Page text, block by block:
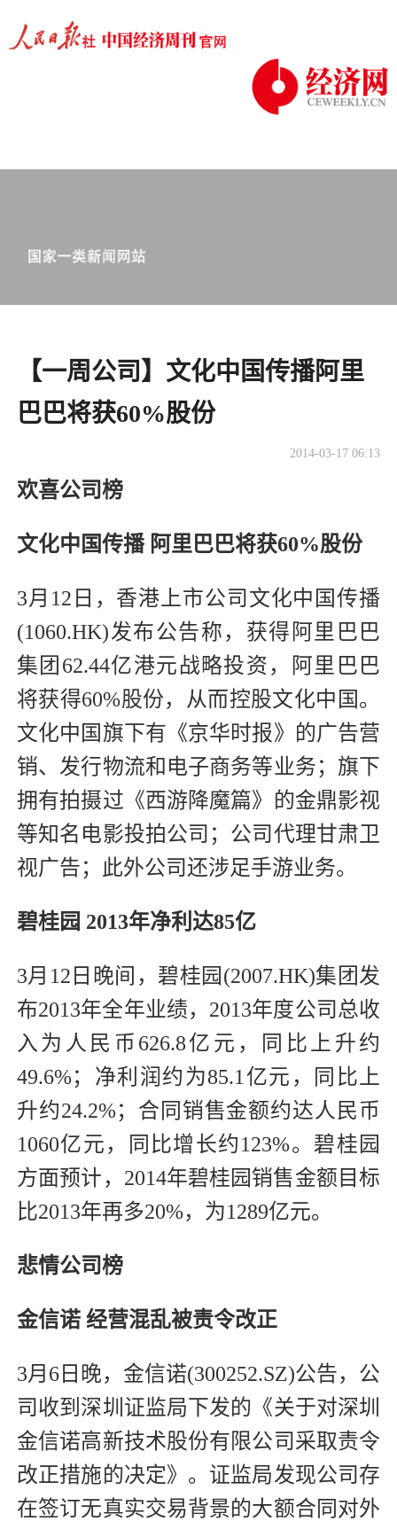
【一周公司】文化中国传播阿里
巴巴将获60%股份
2014-03-17 06:13
欢喜公司榜
文化中国传播 阿里巴巴将获60%股份
3月12日，香港上市公司文化中国传播
(1060.HK)发布公告称，获得阿里巴巴
集团62.44亿港元战略投资，阿里巴巴
将获得60%股份，从而控股文化中国。
文化中国旗下有《京华时报》的广告营
销、发行物流和电子商务等业务；旗下
拥有拍摄过《西游降魔篇》的金鼎影视
等知名电影投拍公司；公司代理甘肃卫
视广告；此外公司还涉足手游业务。
碧桂园 2013年净利达85亿
3月12日晚间，碧桂园(2007.HK)集团发
布2013年全年业绩，2013年度公司总收
入为人民币626.8亿元，同比上升约
49.6%；净利润约为85.1亿元，同比上
升约24.2%；合同销售金额约达人民币
1060亿元，同比增长约123%。碧桂园
方面预计，2014年碧桂园销售金额目标
比2013年再多20%，为1289亿元。
悲情公司榜
金信诺 经营混乱被责令改正
3月6日晚，金信诺(300252.SZ)公告，公
司收到深圳证监局下发的《关于对深圳
金信诺高新技术股份有限公司采取责令
改正措施的决定》。证监局发现公司存
在签订无真实交易背景的大额合同对外